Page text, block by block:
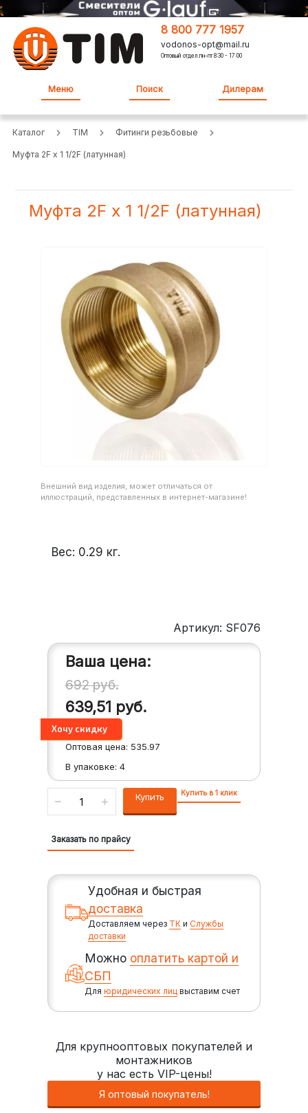
8 800 777 1957
vodonos-opt@mail.ru
Оптовый отдел:пн-пт 8:30 - 17:00
Меню Поиск Дилерам
Каталог TIM Фитинги резьбовые
Муфта 2F х 1 1/2F (латунная)
Муфта 2F х 1 1/2F (латунная)
Внешний вид изделия, может отличаться от
иллюстраций, представленных в интернет-магазине!
Вес: 0.29 кг.
Артикул: SF076
Ваша цена:
692руб.
639,51 руб.
Оптовая цена: 535.97
В упаковке: 4
Купить Купить в 1 клик
Заказать по прайсу
Удобная и быстрая
доставка
Доставляем через ТК иСлужбы
доставки
Можно оплатить картой и
СБП
Дляюридических лиц выставим счет
Для крупнооптовых покупателей и
монтажников
у нас есть VIP-цены!
Я оптовый покупатель!